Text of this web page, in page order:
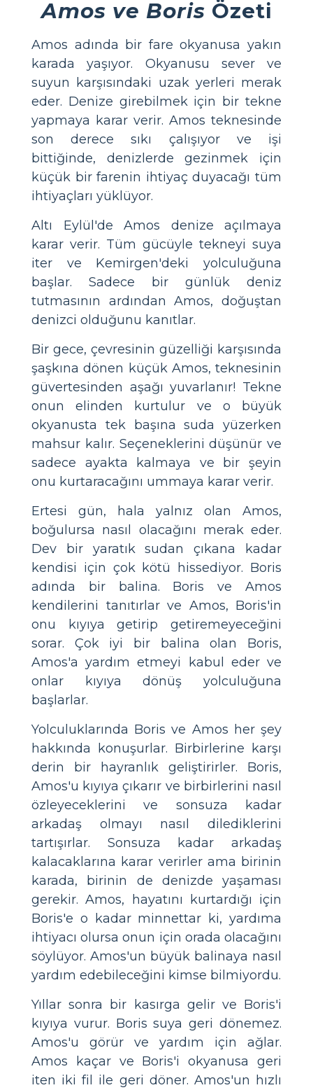
Amos ve Boris Özeti
Amos adında bir fare okyanusa yakın
karada yaşıyor. Okyanusu sever ve
suyun karşısındaki uzak yerleri merak
eder. Denize girebilmek için bir tekne
yapmaya karar verir. Amos teknesinde
son derece sıkı çalışıyor ve işi
bittiğinde, denizlerde gezinmek için
küçük bir farenin ihtiyaç duyacağı tüm
ihtiyaçları yüklüyor.
Altı Eylül'de Amos denize açılmaya
karar verir. Tüm gücüyle tekneyi suya
iter ve Kemirgen'deki yolculuğuna
başlar. Sadece bir günlük deniz
tutmasının ardından Amos, doğuştan
denizci olduğunu kanıtlar.
Bir gece, çevresinin güzelliği karşısında
şaşkına dönen küçük Amos, teknesinin
güvertesinden aşağı yuvarlanır! Tekne
onun elinden kurtulur ve o büyük
okyanusta tek başına suda yüzerken
mahsur kalır. Seçeneklerini düşünür ve
sadece ayakta kalmaya ve bir şeyin
onu kurtaracağını ummaya karar verir.
Ertesi gün, hala yalnız olan Amos,
boğulursa nasıl olacağını merak eder.
Dev bir yaratık sudan çıkana kadar
kendisi için çok kötü hissediyor. Boris
adında bir balina. Boris ve Amos
kendilerini tanıtırlar ve Amos, Boris'in
onu kıyıya getirip getiremeyeceğini
sorar. Çok iyi bir balina olan Boris,
Amos'a yardım etmeyi kabul eder ve
onlar kıyıya dönüş yolculuğuna
başlarlar.
Yolculuklarında Boris ve Amos her şey
hakkında konuşurlar. Birbirlerine karşı
derin bir hayranlık geliştirirler. Boris,
Amos'u kıyıya çıkarır ve birbirlerini nasıl
özleyeceklerini ve sonsuza kadar
arkadaş olmayı nasıl dilediklerini
tartışırlar. Sonsuza kadar arkadaş
kalacaklarına karar verirler ama birinin
karada, birinin de denizde yaşaması
gerekir. Amos, hayatını kurtardığı için
Boris'e o kadar minnettar ki, yardıma
ihtiyacı olursa onun için orada olacağını
söylüyor. Amos'un büyük balinaya nasıl
yardım edebileceğini kimse bilmiyordu.
Yıllar sonra bir kasırga gelir ve Boris'i
kıyıya vurur. Boris suya geri dönemez.
Amos'u görür ve yardım için ağlar.
Amos kaçar ve Boris'i okyanusa geri
iten iki fil ile geri döner. Amos'un hızlı